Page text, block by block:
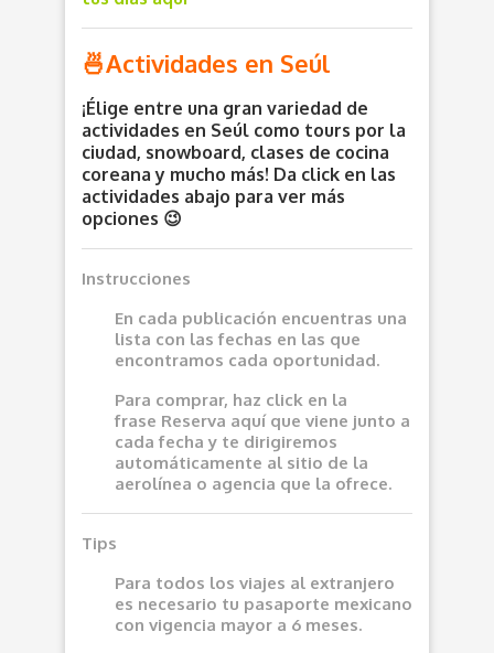
🍜Actividades en Seúl
¡Élige entre una gran variedad de
actividades en Seúl como tours por la
ciudad, snowboard, clases de cocina
coreana y mucho más! Da click en las
actividades abajo para ver más
opciones 😉
Instrucciones
En cada publicación encuentras una
lista con las fechas en las que
encontramos cada oportunidad.
Para comprar, haz click en la
frase Reserva aquí que viene junto a
cada fecha y te dirigiremos
automáticamente al sitio de la
aerolínea o agencia que la ofrece.
Tips
Para todos los viajes al extranjero
es necesario tu pasaporte mexicano
con vigencia mayor a 6 meses.